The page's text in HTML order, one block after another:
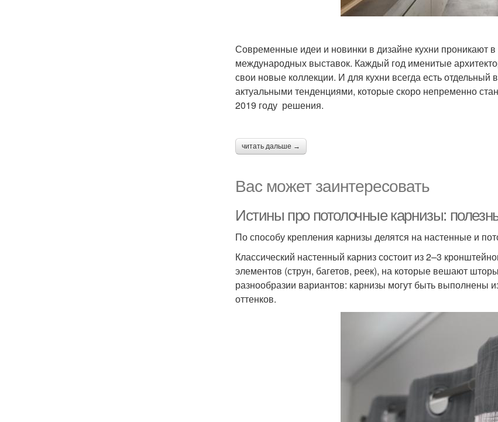
Современные идеи и новинки в дизайне кухни проникают
международных выставок. Каждый год именитые
свои новые коллекции. И для кухни всегда есть
актуальными тенденциями, которые скоро непременно
2019 году решения.
читать дальше →
Вас может заинтересовать
Истины про потолочные карнизы:
По способу крепления карнизы делятся на настенные и
Классический настенный карниз состоит из 2–3
элементов (струн, багетов, реек), на которые вешают
разнообразии вариантов: карнизы могут быть выполнены
оттенков.